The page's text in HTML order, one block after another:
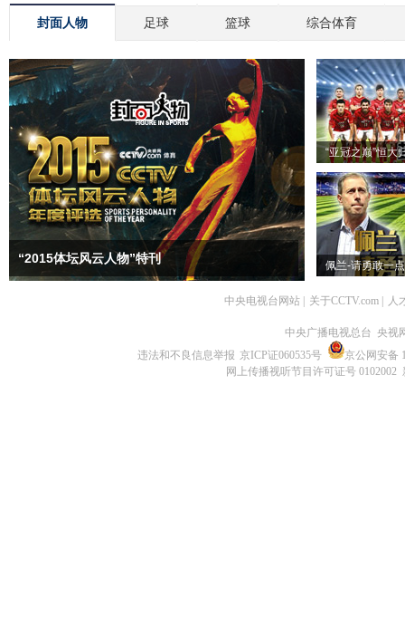
封面人物 足球 篮球 综合体育
“2015体坛风云人物”特刊
“亚冠之巅”恒大
佩兰-请勇敢一点
中央电视台网站 关于CCTV.com 人
中央广播电视总台 央视
违法和不良信息举报 京ICP证060535号
京公网安备
网上传播视听节目许可证号 0102002